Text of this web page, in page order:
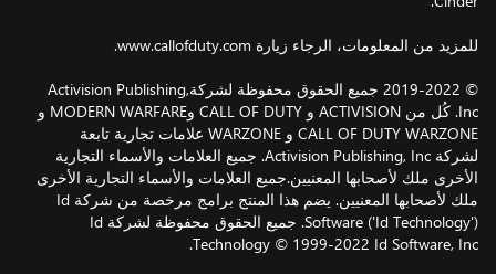
© 2019-2022 جميع الحقوق محفوظة لشركةActivision Publishing,
Inc. كُل من ACTIVISION و CALL OF DUTY وMODERN WARFARE و
CALL OF DUTY WARZONE و WARZONE علامات تجارية تابعة
لشركة Activision Publishing, Inc. جميع العلامات والأسماء التجارية
الأخرى ملك لأصحابها المعنيين.جميع العلامات والأسماء التجارية الأخرى
ملك لأصحابها المعنيين. يضم هذا المنتج برامج مرخصة من شركة Id
Software ('Id Technology'). جميع الحقوق محفوظة لشركة Id
Technology © 1999-2022 Id Software, Inc.